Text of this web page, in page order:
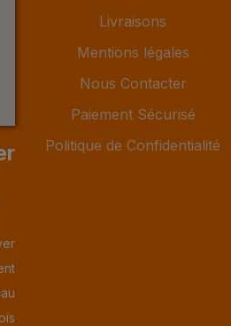
Livraisons
Mentions légales
Nous Contacter
Paiement Sécurisé
Politique de Confidentialité